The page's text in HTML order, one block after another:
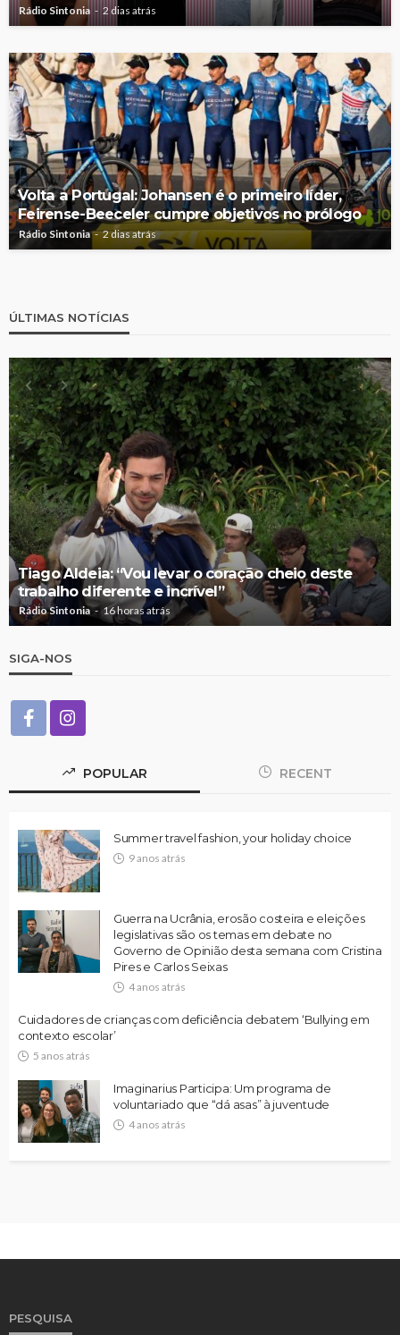
Rádio Sintonia 2 dias atrás
Volta a Portugal: Johansen é o primeiro líder,
Feirense-Beeceler cumpre objetivos no prólogo
Rádio Sintonia 2 dias atrás
ÚLTIMAS NOTÍCIAS
Tiago Aldeia: “Vou levar o coração cheio deste
trabalho diferente e incrível”
Rádio Sintonia 16 horas atrás
SIGA-NOS
POPULAR RECENT
Summer travel fashion, your holiday choice
9 anos atrás
Guerra na Ucrânia, erosão costeira e eleições
legislativas são os temas em debate no
Governo de Opinião desta semana com Cristina
Pires e Carlos Seixas
4 anos atrás
Cuidadores de crianças com deficiência debatem ‘Bullying em
contexto escolar’
5 anos atrás
Imaginarius Participa: Um programa de
voluntariado que “dá asas” à juventude
4 anos atrás
PESQUISA